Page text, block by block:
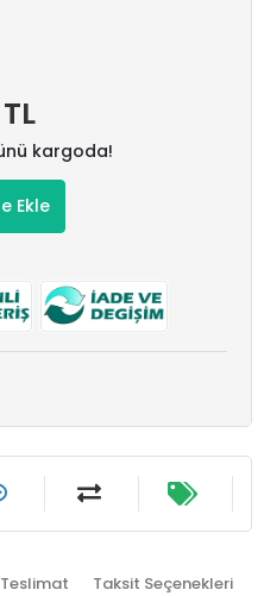
kargoda!
Ekle
Taksit Seçenekleri